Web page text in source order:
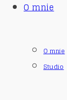
O mnie
O mnie
Studio